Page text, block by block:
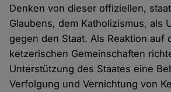
Denken von dieser offiziellen,
Glaubens, dem Katholizismus, als
gegen den Staat. Als Reaktion auf
ketzerischen Gemeinschaften
Unterstützung des Staates eine
Verfolgung und Vernichtung von